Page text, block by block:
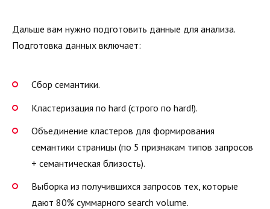
Дальше вам нужно подготовить данные для анализа.
Подготовка данных включает:
Сбор семантики.
Кластеризация по hard (строго по hard!).
Объединение кластеров для формирования
семантики страницы (по 5 признакам типов запросов
+ семантическая близость).
Выборка из получившихся запросов тех, которые
дают 80% суммарного search volume.